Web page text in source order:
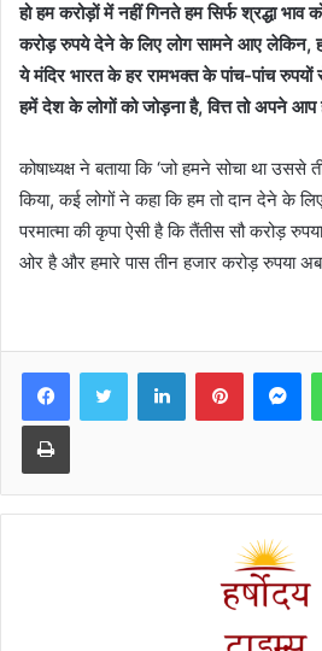
हो हम करोड़ों में नहीं गिनते हम सिर्फ श्रद्धा
करोड़ रुपये देने के लिए लोग सामने आए लेकिन,
ये मंदिर भारत के हर रामभक्त के पांच-पांच रुपयों
हमें देश के लोगों को जोड़ना है, वित्त तो अपने आप
कोषाध्यक्ष ने बताया कि ‘जो हमने सोचा था उससे
किया, कई लोगों ने कहा कि हम तो दान देने के
परमात्मा की कृपा ऐसी है कि तैंतीस सौ करोड़
ओर है और हमारे पास तीन हजार करोड़ रुपया अब
FacebookTwitter LinkedInPinterest
Print